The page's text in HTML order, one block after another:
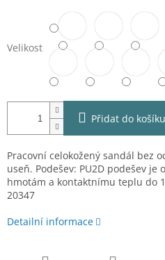
Velikost
Přidat do košíku
Pracovní celokožený sandál bez
useň. Podešev: PU2D podešev
hmotám a kontaktnímu teplu do
20347
Detailní informace